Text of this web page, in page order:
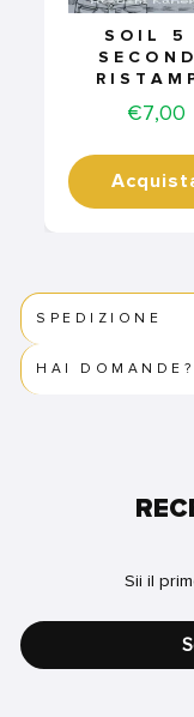
SOIL 5
Price
€7,00
SPEDIZIONE
HAI DOMANDE?
Sii il